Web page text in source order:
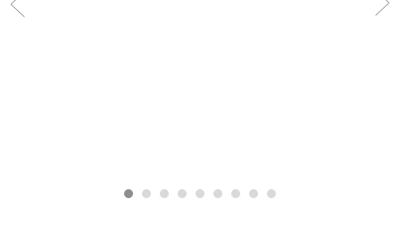
1 2 3 4 5 6 7 8 9